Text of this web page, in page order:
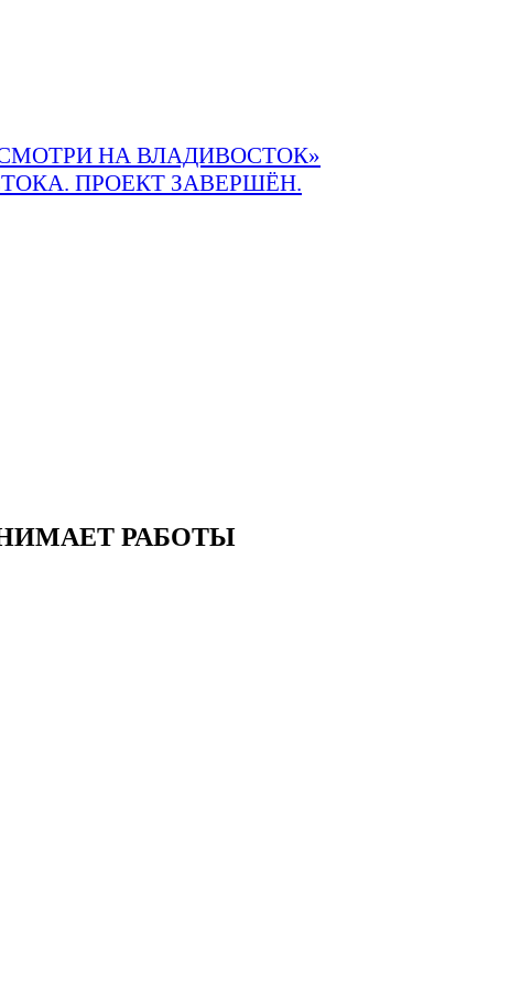
НА ВЛАДИВОСТОК»
ПРОЕКТ ЗАВЕРШЁН.
РАБОТЫ